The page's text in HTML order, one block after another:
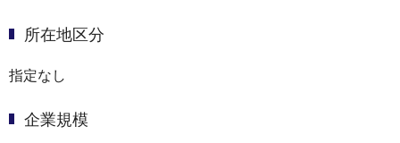
所在地区分
指定なし
企業規模